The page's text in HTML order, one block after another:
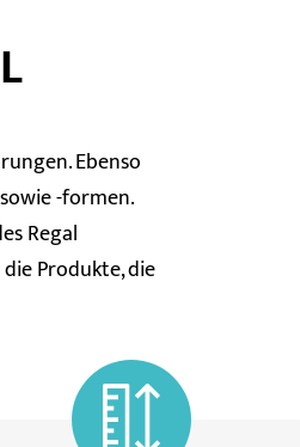
Ebenso
-formen.
Regal
Produkte, die